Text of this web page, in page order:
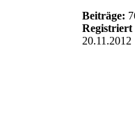
Beiträge:
Registriert
20.11.2012